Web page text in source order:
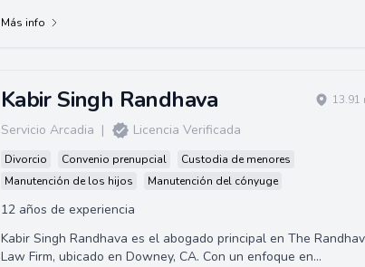
Más info
Kabir Singh Randhava
Servicio Arcadia | Licencia Verificada
Divorcio Convenio prenupcial
Custodia de menores
Manutención de los hijos
Manutención del cónyuge
12 años de experiencia
13.91
Kabir Singh Randhava es el abogado principal en The
Law Firm, ubicado en Downey, CA. Con un enfoque en